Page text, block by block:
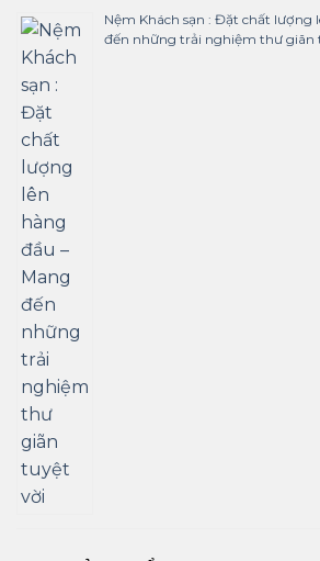
Nệm Khách sạn : Đặt chất lượng
đến những trải nghiệm thư giãn